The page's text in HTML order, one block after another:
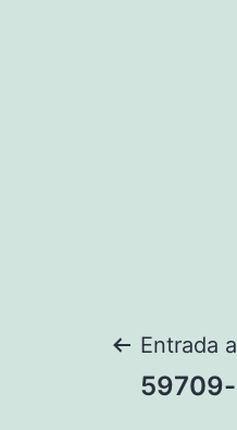
Entrada